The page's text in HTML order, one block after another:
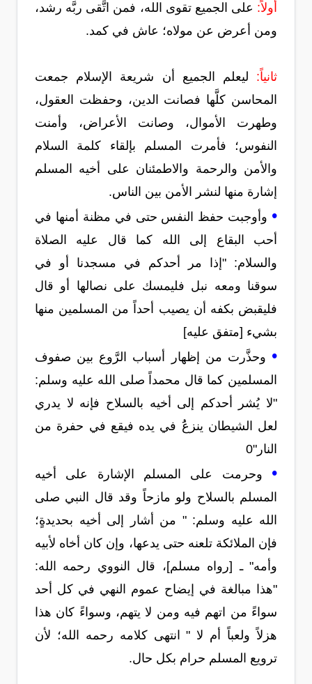
أولاً: على الجميع تقوى الله، فمن اتَّقى ربَّه رشد،
ومن أعرض عن مولاه؛ عاش في كمد.
ثانياً: ليعلم الجميع أن شريعة الإسلام جمعت
المحاسن كلَّها فصانت الدين، وحفظت العقول،
وطهرت الأموال، وصانت الأعراض، وأمنت
النفوس؛ فأمرت المسلم بإلقاء كلمة السلام
والأمن والرحمة والاطمئنان على أخيه المسلم
إشارة منها لنشر الأمن بين الناس.
• وأوجبت حفظ النفس حتى في مظنة أمنها في
أحب البقاع إلى الله كما قال عليه الصلاة
والسلام: "إذا مر أحدكم في مسجدنا أو في
سوقنا ومعه نبل فليمسك على نصالها أو قال
فليقبض بكفه أن يصيب أحداً من المسلمين منها
بشيء [متفق عليه]
• وحذَّرت من إظهار أسباب الرَّوع بين صفوف
المسلمين كما قال محمداً صلى الله عليه وسلم:
"لا يُشر أحدكم إلى أخيه بالسلاح فإنه لا يدري
لعل الشيطان ينزعَُ في يده فيقع في حفرة من
النار"0
• وحرمت على المسلم الإشارة على أخيه
المسلم بالسلاح ولو مازحاً وقد قال النبي صلى
الله عليه وسلم: " من أشار إلى أخيه بحديدةٍ؛
فإن الملائكة تلعنه حتى يدعها، وإن كان أخاه لأبيه
وأمه" ـ [رواه مسلم]، قال النووي رحمه الله:
"هذا مبالغة في إيضاح عموم النهي في كل أحد
سواءً من اتهم فيه ومن لا يتهم، وسواءً كان هذا
هزلاً ولعباً أم لا " انتهى كلامه رحمه الله؛ لأن
ترويع المسلم حرام بكل حال.